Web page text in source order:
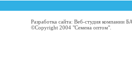
Разработка сайта: Веб-студия компании
©Copyright 2004 "Семена оптом".